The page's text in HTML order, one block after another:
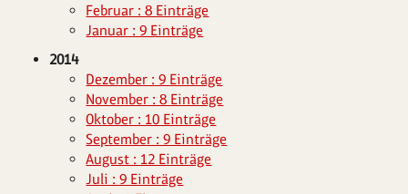
Februar : 8 Einträge
Januar : 9 Einträge
2014
Dezember : 9 Einträge
November : 8 Einträge
Oktober : 10 Einträge
September : 9 Einträge
August : 12 Einträge
Juli : 9 Einträge